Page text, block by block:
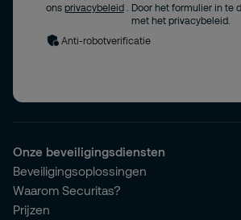
ons privacybeleid
. Door het formulier in te
met het privacybeleid.
Anti-robotverificatie
Onze beveiligingsdiensten
Beveiligingsoplossingen
Waarom Securitas?
Prijzen